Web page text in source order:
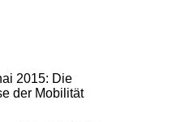
2015: Die
der Mobilität